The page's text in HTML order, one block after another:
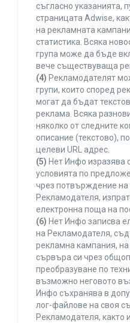
съгласно указанията,
страницата Adwise,
на рекламната
статистика. Всяка
група може да бъде
вече съществуваща
(4) Рекламодателят
групи, които според
могат да бъдат
реклама. Всяка
няколко от следните
описание (текстово),
целеви URL адрес.
(5) Нет Инфо изразява
условията по
чрез потвърждение на
Рекламодателя,
електронна поща на
(6) Нет Инфо записва
на Рекламодателя,
рекламна кампания, на
сървъра си чрез
преобразуване по
възможно неговото
Инфо съхранява в
лог-файлове на своя
Рекламодателя, както